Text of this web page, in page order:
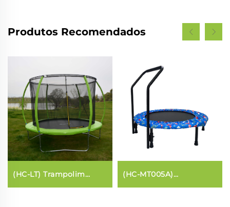
Produtos Recomendados
(HC-LT) Trampolim
(estilo Lantern de fibra
(HC-MT005A)
Trampolim para